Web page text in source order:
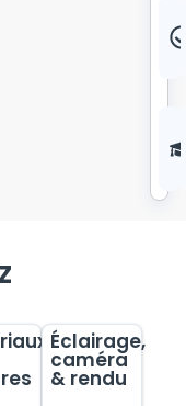
Éclairage,
caméra
& rendu